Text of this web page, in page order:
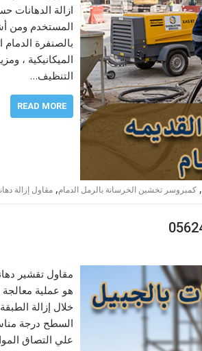
ازالة الدهانات
المستخدم ومن
بالصنفرة الدمام
الميكانيكية ،
التنظيف…
READ MORE
, كمبروسر تخشين الخرسانة بالرمل الدمام, مقاول إزالة
مقاول تقشير
هو عملية
خلال إزالة
السطح درجة
علي التصاق